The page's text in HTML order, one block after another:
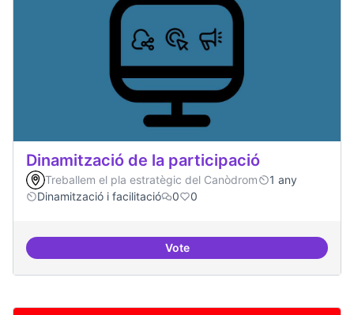
Dinamització de la participació
Treballem el pla estratègic del Canòdrom
1 any
Dinamització i facilitació
0 0
VoteDinamització de la participació